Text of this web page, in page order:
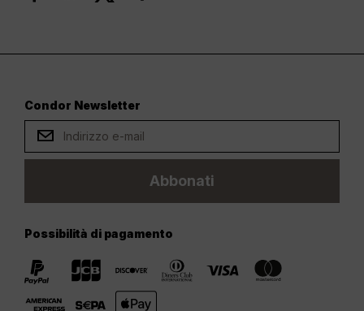
Condor Newsletter
Abbonati
Possibilità di pagamento